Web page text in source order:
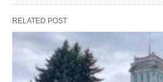
RELATED POST